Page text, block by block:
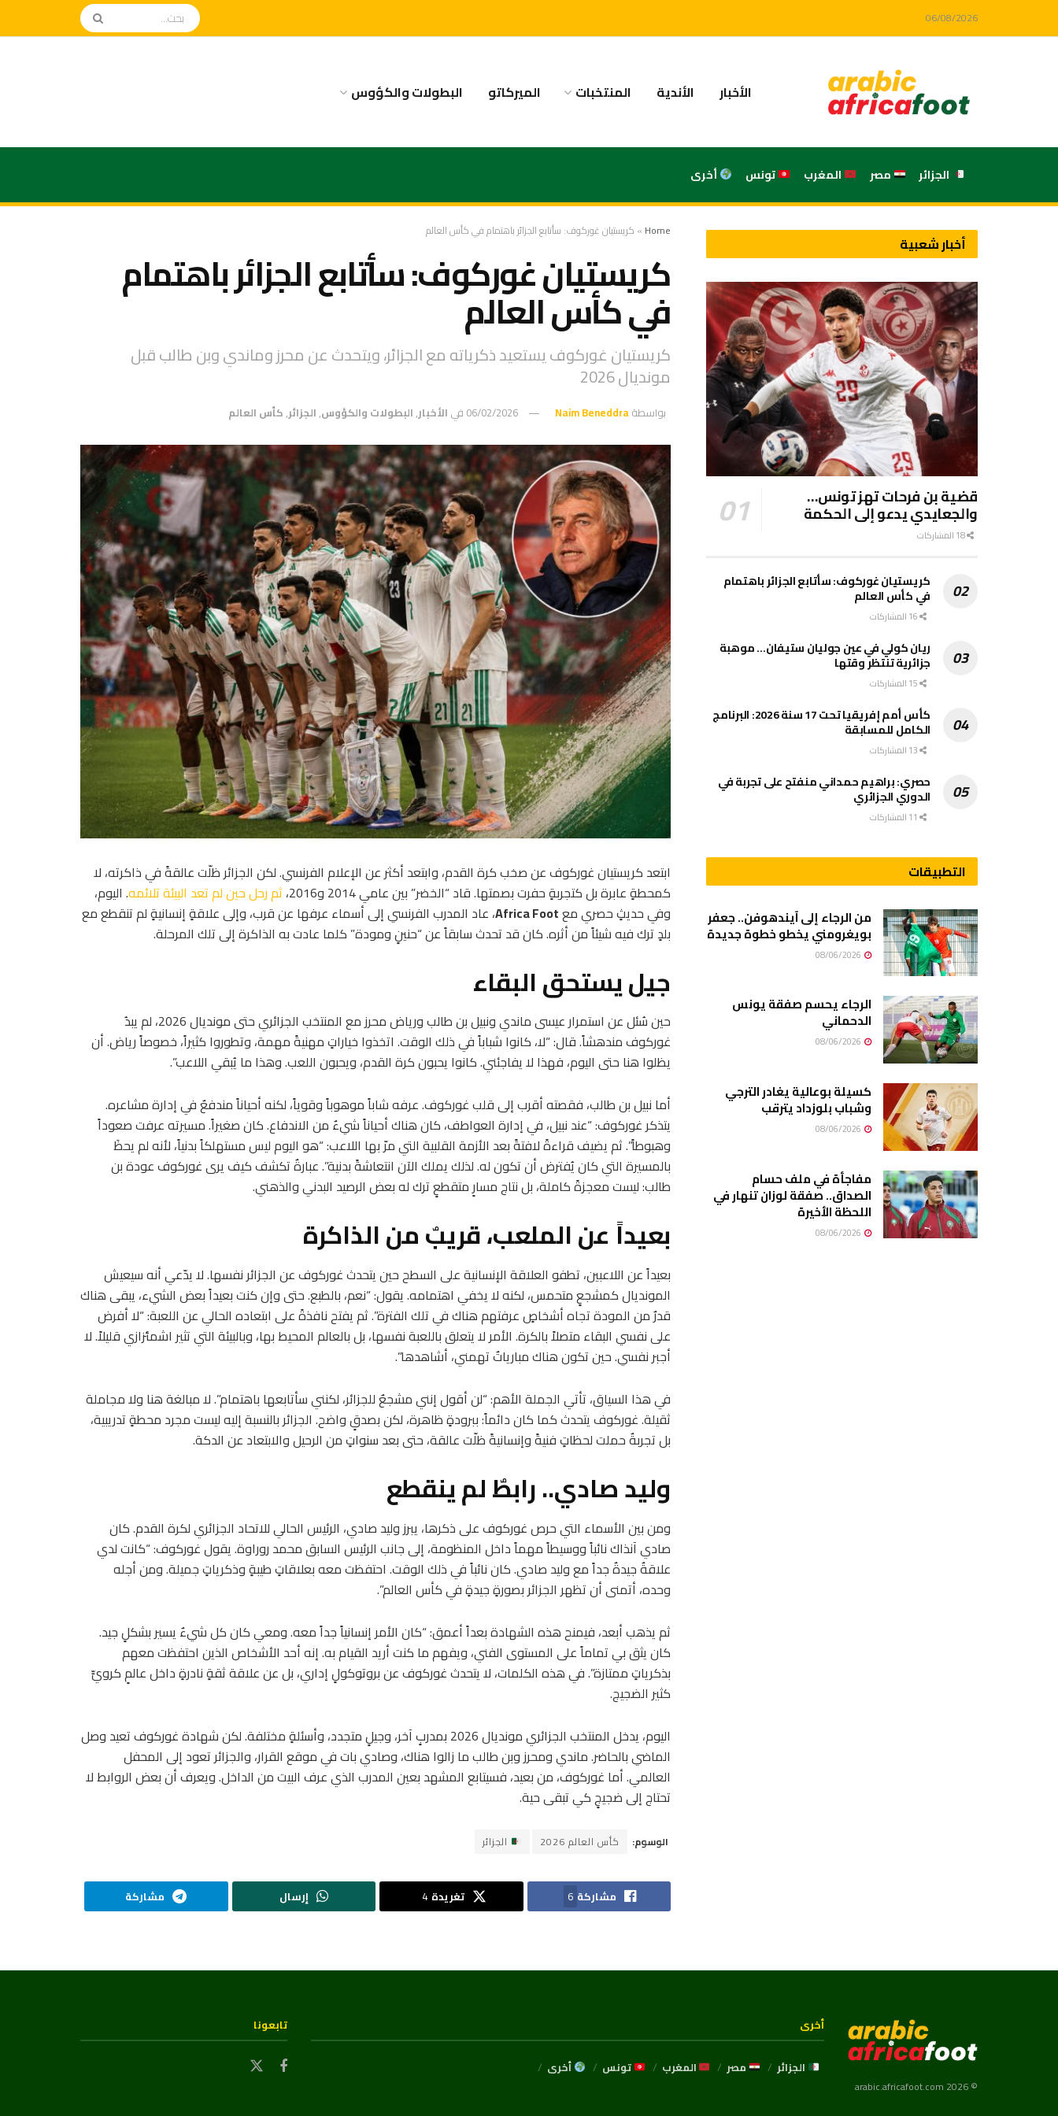
06/08/2026
الأخبار الأندية المنتخبات الميركاتو البطولات والكؤوس
الجزائر مصر المغرب تونس أخرى
Home
» كريستيان غوركوف: سأتابع الجزائر باهتمام في كأس العالم
كريستيان غوركوف: سأتابع الجزائر باهتمام
في كأس العالم
كريستيان غوركوف يستعيد ذكرياته مع الجزائر، ويتحدث عن محرز وماندي وبن طالب قبل
مونديال 2026
بواسطةNaim Beneddra
06/02/2026 في الأخبار,البطولات والكؤوس,الجزائر,كأس العالم
ابتعد كريستيان غوركوف عن صخب كرة القدم، وابتعد أكثر عن الإعلام الفرنسي. لكن الجزائر ظلّت عالقةً في ذاكرته، لا
كمحطةٍ عابرة بل كتجربةٍ حفرت بصمتها. قاد “الخضر” بين عامي 2014 و2016،
ثم رحل حين لم تعد البيئة تلائمه. اليوم،
وفي حديثٍ حصري معAfrica Foot، عاد المدرب الفرنسي إلى أسماء عرفها عن قرب، وإلى علاقةٍ إنسانيةٍ لم تنقطع مع
بلدٍ ترك فيه شيئاً من أثره. كان قد تحدث سابقاً عن “حنينٍ ومودة” كلما عادت به الذاكرة إلى تلك المرحلة.
جيل يستحق البقاء
حين سُئل عن استمرار عيسى ماندي ونبيل بن طالب ورياض محرز مع المنتخب الجزائري حتى مونديال 2026، لم يبدُ
غوركوف مندهشاً. قال: “لا، كانوا شباباً في ذلك الوقت. اتخذوا خياراتٍ مهنيةً مهمة، وتطوروا كثيراً، خصوصاً رياض. أن
يظلوا هنا حتى اليوم، فهذا لا يفاجئني. كانوا يحبون كرة القدم، ويحبون اللعب. وهذا ما يُبقي اللاعب”.
أما نبيل بن طالب، فقصته أقرب إلى قلب غوركوف. عرفه شاباً موهوباً وقوياً، لكنه أحياناً مندفعٌ في إدارة مشاعره.
يتذكر غوركوف: “عند نبيل، في إدارة العواطف، كان هناك أحياناً شيءٌ من الاندفاع. كان صغيراً. مسيرته عرفت صعوداً
وهبوطاً”. ثم يضيف قراءةً لافتةً بعد الأزمة القلبية التي مرّ بها اللاعب: “هو اليوم ليس مستهلكاً بدنياً، لأنه لم يحظَ
بالمسيرة التي كان يُفترض أن تكون له. لذلك يملك الآن انتعاشةً بدنية”. عبارةٌ تكشف كيف يرى غوركوف عودة بن
طالب: ليست معجزةً كاملة، بل نتاج مسارٍ متقطعٍ ترك له بعض الرصيد البدني والذهني.
بعيداً عن الملعب، قريبٌ من الذاكرة
بعيداً عن اللاعبين، تطفو العلاقة الإنسانية على السطح حين يتحدث غوركوف عن الجزائر نفسها. لا يدّعي أنه سيعيش
المونديال كمشجعٍ متحمس، لكنه لا يخفي اهتمامه. يقول: “نعم، بالطبع. حتى وإن كنت بعيداً بعض الشيء، يبقى هناك
قدرٌ من المودة تجاه أشخاصٍ عرفتهم هناك في تلك الفترة”. ثم يفتح نافذةً على ابتعاده الحالي عن اللعبة: “لا أفرض
على نفسي البقاء متصلاً بالكرة. الأمر لا يتعلق باللعبة نفسها، بل بالعالم المحيط بها، وبالبيئة التي تثير اشمئزازي قليلاً. لا
أجبر نفسي. حين تكون هناك مبارياتٌ تهمني، أشاهدها”.
في هذا السياق، تأتي الجملة الأهم: “لن أقول إنني مشجعٌ للجزائر، لكنني سأتابعها باهتمام”. لا مبالغة هنا ولا مجاملة
ثقيلة. غوركوف يتحدث كما كان دائماً: ببرودةٍ ظاهرة، لكن بصدقٍ واضح. الجزائر بالنسبة إليه ليست مجرد محطةٍ تدريبية،
بل تجربةٌ حملت لحظاتٍ فنيةً وإنسانيةً ظلّت عالقة، حتى بعد سنواتٍ من الرحيل والابتعاد عن الدكة.
وليد صادي.. رابطٌ لم ينقطع
ومن بين الأسماء التي حرص غوركوف على ذكرها، يبرز وليد صادي، الرئيس الحالي للاتحاد الجزائري لكرة القدم. كان
صادي آنذاك نائباً ووسيطاً مهماً داخل المنظومة، إلى جانب الرئيس السابق محمد روراوة. يقول غوركوف: “كانت لدي
علاقةٌ جيدةٌ جداً مع وليد صادي. كان نائباً في ذلك الوقت. احتفظت معه بعلاقاتٍ طيبةٍ وذكرياتٍ جميلة. ومن أجله
وحده، أتمنى أن تظهر الجزائر بصورةٍ جيدةٍ في كأس العالم”.
ثم يذهب أبعد، فيمنح هذه الشهادة بعداً أعمق: “كان الأمر إنسانياً جداً معه. ومعي كان كل شيءٌ يسير بشكلٍ جيد.
كان يثق بي تماماً على المستوى الفني، ويفهم ما كنت أريد القيام به. إنه أحد الأشخاص الذين احتفظت معهم
بذكرياتٍ ممتازة”. في هذه الكلمات، لا يتحدث غوركوف عن بروتوكولٍ إداري، بل عن علاقة ثقةٍ نادرةٍ داخل عالمٍ كرويٍّ
كثير الضجيج.
اليوم، يدخل المنتخب الجزائري مونديال 2026 بمدربٍ آخر، وجيلٍ متجدد، وأسئلةٍ مختلفة. لكن شهادة غوركوف تعيد وصل
الماضي بالحاضر. ماندي ومحرز وبن طالب ما زالوا هناك، وصادي بات في موقع القرار، والجزائر تعود إلى المحفل
العالمي. أما غوركوف، من بعيد، فسيتابع المشهد بعين المدرب الذي عرف البيت من الداخل. ويعرف أن بعض الروابط لا
تحتاج إلى ضجيجٍ كي تبقى حية.
الوسوم: كأس العالم 2026 الجزائر
مشاركة 6 تغريدة 4 إرسال مشاركة
أخبار شعبية
قضية بن فرحات تهز تونس…
والجعايدي يدعو إلى الحكمة
كريستيان غوركوف: سأتابع الجزائر باهتمام
في كأس العالم
ريان كولي في عين جوليان ستيفان… موهبة
جزائرية تنتظر وقتها
كأس أمم إفريقيا تحت 17 سنة 2026: البرنامج
الكامل للمسابقة
حصري: براهيم حمداني منفتح على تجربة في
الدوري الجزائري
التطبيقات
من الرجاء إلى آيندهوفن.. جعفر
بويغرومني يخطو خطوة جديدة
الرجاء يحسم صفقة يونس
الدحماني
كسيلة بوعالية يغادر الترجي
وشباب بلوزداد يترقب
مفاجأة في ملف حسام
الصداق.. صفقة لوزان تنهار في
اللحظة الأخيرة
© 2026 arabic.africafoot.com
أخرى
الجزائر مصر المغرب تونس أخرى
تابعونا